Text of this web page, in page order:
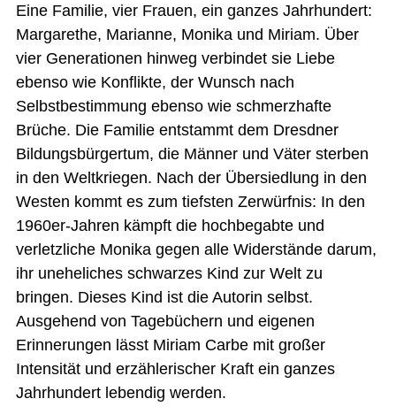
Eine Familie, vier Frauen, ein ganzes Jahrhundert:
Margarethe, Marianne, Monika und Miriam. Über
vier Generationen hinweg verbindet sie Liebe
ebenso wie Konflikte, der Wunsch nach
Selbstbestimmung ebenso wie schmerzhafte
Brüche. Die Familie entstammt dem Dresdner
Bildungsbürgertum, die Männer und Väter sterben
in den Weltkriegen. Nach der Übersiedlung in den
Westen kommt es zum tiefsten Zerwürfnis: In den
1960er-Jahren kämpft die hochbegabte und
verletzliche Monika gegen alle Widerstände darum,
ihr uneheliches schwarzes Kind zur Welt zu
bringen. Dieses Kind ist die Autorin selbst.
Ausgehend von Tagebüchern und eigenen
Erinnerungen lässt Miriam Carbe mit großer
Intensität und erzählerischer Kraft ein ganzes
Jahrhundert lebendig werden.